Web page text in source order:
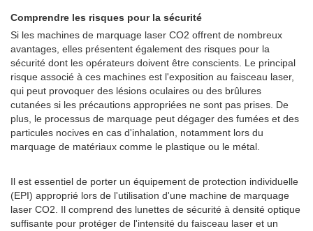
Comprendre les risques pour la sécurité
Si les machines de marquage laser CO2 offrent de nombreux
avantages, elles présentent également des risques pour la
sécurité dont les opérateurs doivent être conscients. Le principal
risque associé à ces machines est l'exposition au faisceau laser,
qui peut provoquer des lésions oculaires ou des brûlures
cutanées si les précautions appropriées ne sont pas prises. De
plus, le processus de marquage peut dégager des fumées et des
particules nocives en cas d'inhalation, notamment lors du
marquage de matériaux comme le plastique ou le métal.
Il est essentiel de porter un équipement de protection individuelle
(EPI) approprié lors de l'utilisation d'une machine de marquage
laser CO2. Il comprend des lunettes de sécurité à densité optique
suffisante pour protéger de l'intensité du faisceau laser et un